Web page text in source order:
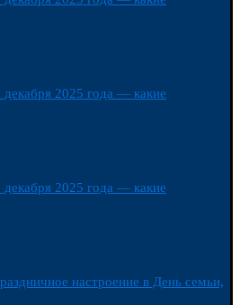
2025 года — какие
2025 года — какие
настроение в День семьи,